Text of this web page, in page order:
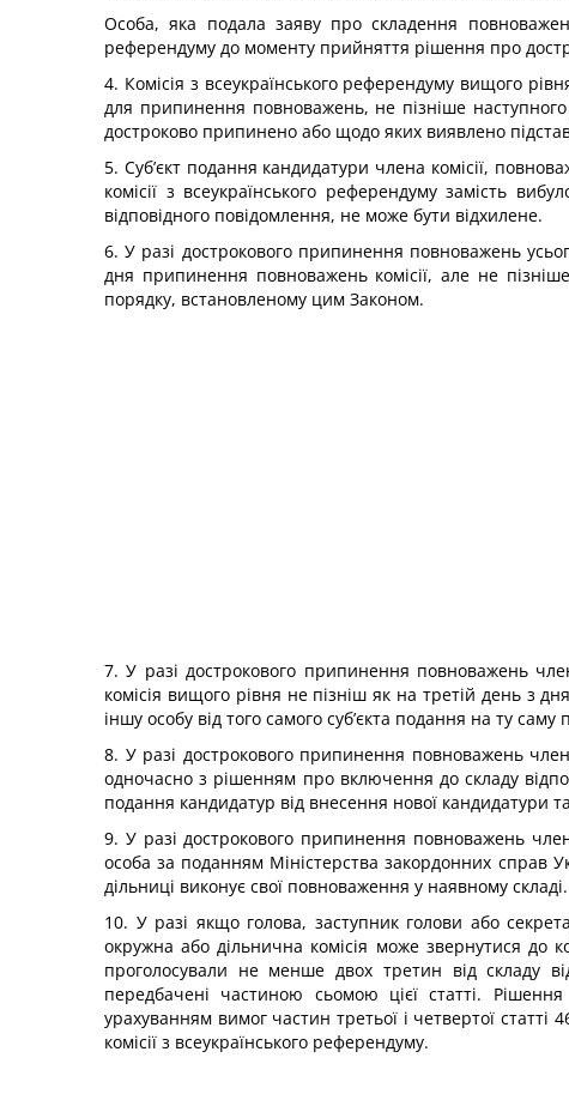
Особа, яка подала заяву про складення
референдуму до моменту прийняття рішення про
4. Комісія з всеукраїнського референдуму вищого
для припинення повноважень, не пізніше
достроково припинено або щодо яких виявлено
5. Суб’єкт подання кандидатури члена комісії,
комісії з всеукраїнського референдуму замість
відповідного повідомлення, не може бути відхилене.
6. У разі дострокового припинення повноважень
дня припинення повноважень комісії, але не
порядку, встановленому цим Законом.
7. У разі дострокового припинення повноважень
комісія вищого рівня не пізніш як на третій день з
іншу особу від того самого суб’єкта подання на ту
8. У разі дострокового припинення повноважень
одночасно з рішенням про включення до складу
подання кандидатур від внесення нової кандидатури
9. У разі дострокового припинення повноважень
особа за поданням Міністерства закордонних справ
дільниці виконує свої повноваження у наявному складі.
10. У разі якщо голова, заступник голови або
окружна або дільнична комісія може звернутися до
проголосували не менше двох третин від складу
передбачені частиною сьомою цієї статті.
урахуванням вимог частин третьої і четвертої
комісії з всеукраїнського референдуму.